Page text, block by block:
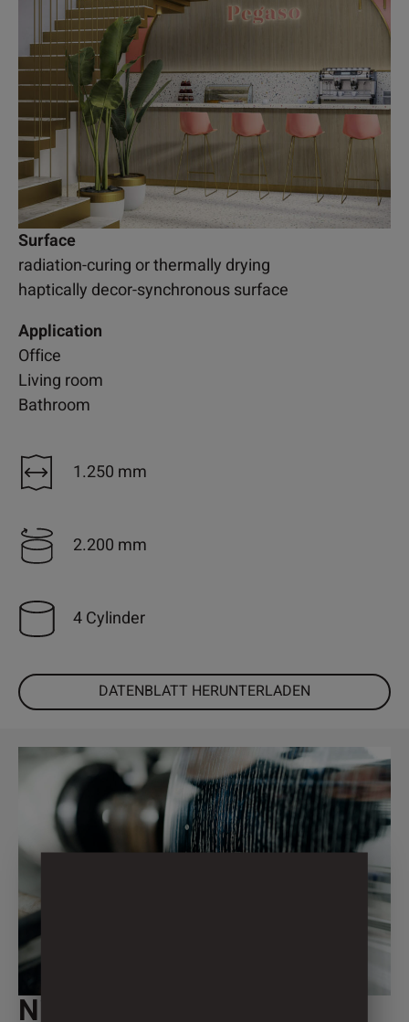
Surface
radiation-curing or thermally drying
haptically decor-synchronous surface
Application
Office
Living room
Bathroom
1.250 mm
2.200 mm
4 Cylinder
DATENBLATT HERUNTERLADEN
Nicht individuell genug?